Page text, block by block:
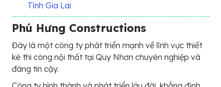
Tỉnh Gia Lai
Phú Hưng Constructions
Đây là một công ty phát triển mạnh về lĩnh vực thiết
kê thi công nội thất tại Quy Nhơn chuyên nghiệp và
đáng tin cậy.